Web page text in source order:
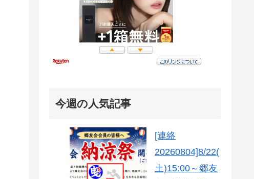
今週の人気記事
[連絡
20260804]8/22(
土)15:00～郷友